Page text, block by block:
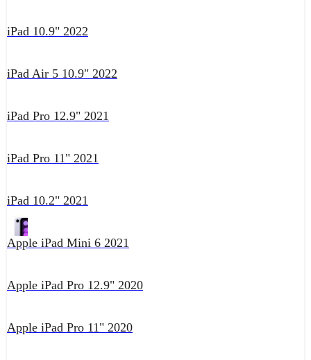
iPad 10.9" 2022
iPad Air 5 10.9" 2022
iPad Pro 12.9" 2021
iPad Pro 11" 2021
iPad 10.2" 2021
Apple iPad Mini 6 2021
Apple iPad Pro 12.9" 2020
Apple iPad Pro 11" 2020